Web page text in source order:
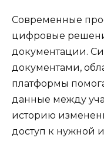
Современные
цифровые
документации.
документами,
платформы
данные между
историю
доступ к нужной